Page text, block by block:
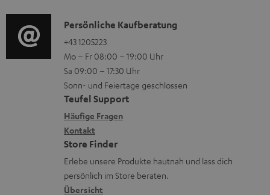
e
r
l
a
d
e
n
t
i
o
n
e
n
z
u
r
G
i
o
-
L
e
x
i
k
o
n
K
o
n
t
a
k
t
d
a
t
Persönliche Kaufberatung
+43 1205223
Mo – Fr 08:00 – 19:00 Uhr
Sa 09:00 – 17:30 Uhr
Sonn- und Feiertage geschlossen
Teufel Support
Häufige Fragen
Kontakt
Store Finder
Erlebe unsere Produkte hautnah und lass dich
persönlich im Store beraten.
Übersicht